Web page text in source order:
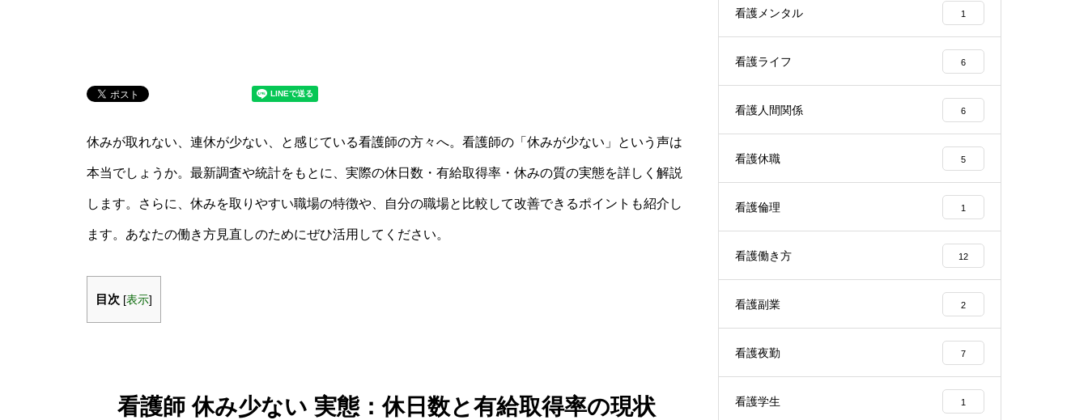
休みが取れない、連休が少ない、と感じている看護師の方々へ。看護師の「休みが少ない」という声は
本当でしょうか。最新調査や統計をもとに、実際の休日数・有給取得率・休みの質の実態を詳しく解説
します。さらに、休みを取りやすい職場の特徴や、自分の職場と比較して改善できるポイントも紹介し
ます。あなたの働き方見直しのためにぜひ活用してください。
目次 [表示]
看護師 休み少ない 実態：休日数と有給取得率の現状
看護メンタル 1
看護ライフ 6
看護人間関係 6
看護休職 5
看護倫理 1
看護働き方 12
看護副業 2
看護夜勤 7
看護学生 1